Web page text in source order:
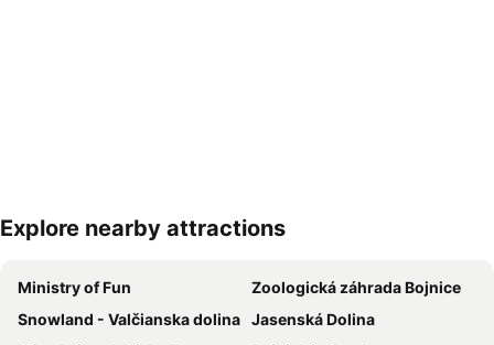
Explore nearby attractions
Ministry of Fun
Zoologická záhrada Bojnice
Snowland - Valčianska dolina Jasenská Dolina